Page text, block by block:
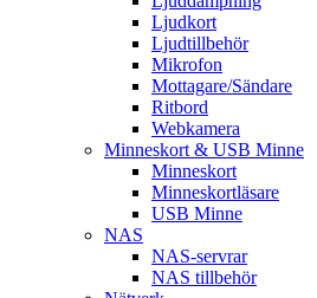
Ljudkort
Ljudtillbehör
Mikrofon
Mottagare/Sändare
Ritbord
Webkamera
Minneskort & USB Minne
Minneskort
Minneskortläsare
USB Minne
NAS
NAS-servrar
NAS tillbehör